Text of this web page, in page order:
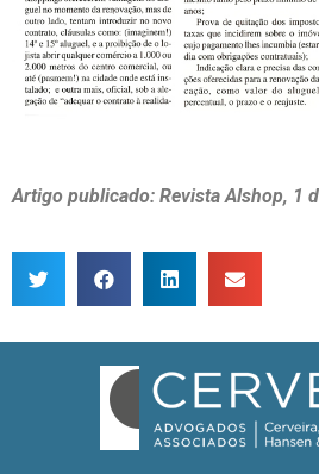
Artigo publicado: Revista Alshop, 1